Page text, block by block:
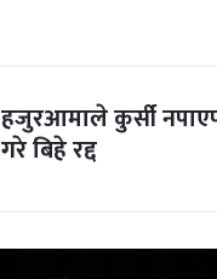
हजुरआमाले कुर्सी
गरे बिहे रद्द